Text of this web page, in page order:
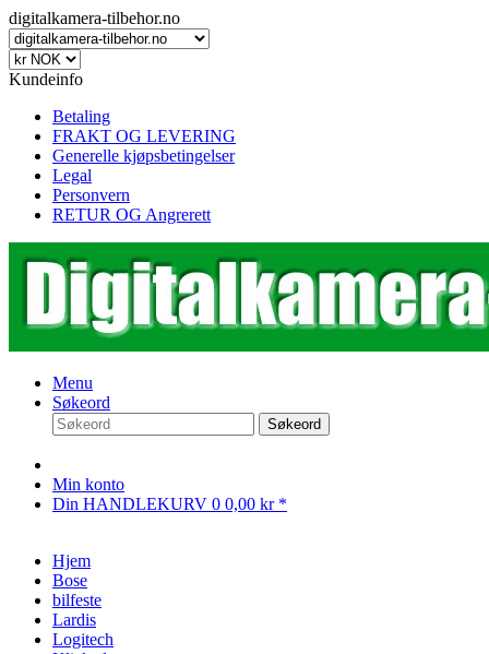
digitalkamera-tilbehor.no
Kundeinfo
Betaling
FRAKT OG LEVERING
Generelle kjøpsbetingelser
Legal
Personvern
RETUR OG Angrerett
Menu
Søkeord
Søkeord
Min konto
Din HANDLEKURV 0 0,00 kr *
Hjem
Bose
bilfeste
Lardis
Logitech